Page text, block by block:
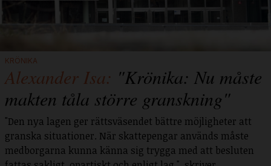
KRÖNIKA
Alexander Isa: "Krönika: Nu måste
makten tåla större granskning"
"Den nya lagen ger rättsväsendet bättre möjligheter att
granska situationer. När skattepengar används måste
medborgarna kunna känna sig trygga med att besluten